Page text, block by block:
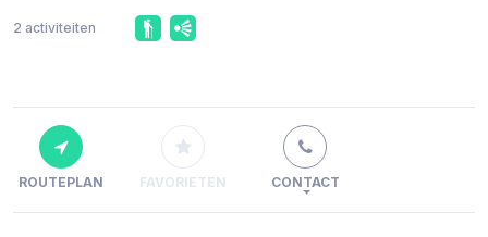
2 activiteiten
ROUTEPLAN FAVORIETEN CONTACT